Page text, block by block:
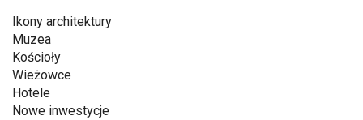
Ikony architektury
Muzea
Kościoły
Wieżowce
Hotele
Nowe inwestycje